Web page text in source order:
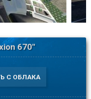
670"
С ОБЛАКА